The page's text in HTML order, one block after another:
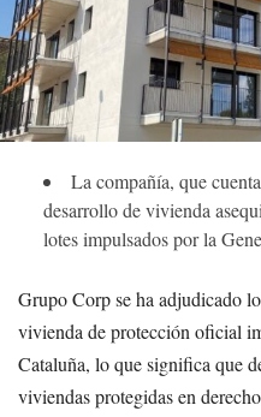
La compañía, que
desarrollo de vivienda
lotes impulsados por la
Grupo Corp se ha adjudicado
vivienda de protección oficial
Cataluña, lo que significa que
viviendas protegidas en